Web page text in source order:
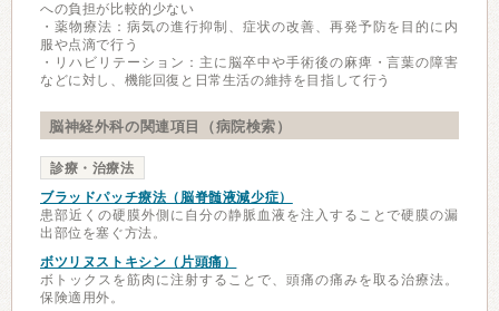
への負担が比較的少ない
・薬物療法：病気の進行抑制、症状の改善、再発予防を目的に内
服や点滴で行う
・リハビリテーション：主に脳卒中や手術後の麻痺・言葉の障害
などに対し、機能回復と日常生活の維持を目指して行う
脳神経外科の関連項目（病院検索）
診療・治療法
ブラッドパッチ療法（脳脊髄液減少症）
患部近くの硬膜外側に自分の静脈血液を注入することで硬膜の漏
出部位を塞ぐ方法。
ボツリヌストキシン（片頭痛）
ボトックスを筋肉に注射することで、頭痛の痛みを取る治療法。
保険適用外。